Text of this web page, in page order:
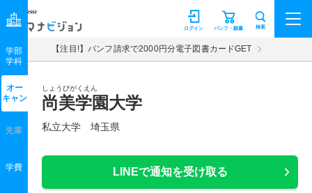
マナビジョン パンフ・願書
ログイン 検索
【注目!】パンフ請求で2000円分電子図書カードGET
しょうびがくえん
尚美学園大学
私立大学 埼玉県
LINEで通知を受け取る
学部
学科
オー
キャン
先輩
学費